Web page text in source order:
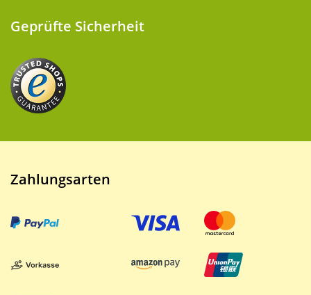
Geprüfte Sicherheit
Zahlungsarten